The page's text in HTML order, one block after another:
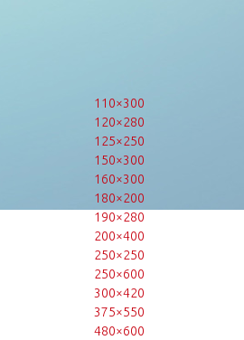
110×300
120×280
125×250
150×300
160×300
180×200
190×280
200×400
250×250
250×600
300×420
375×550
480×600